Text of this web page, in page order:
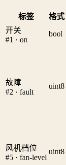
标签 格式
开关
#1 · on
bool
故障
#2 · fault
uint8
风机档位
#5 · fan-level
uint8